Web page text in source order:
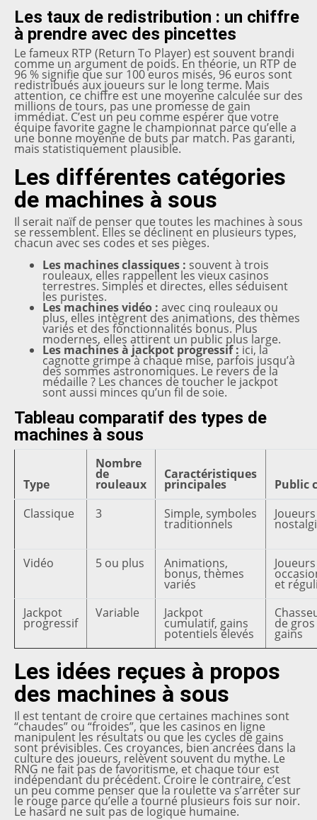
Les taux de redistribution : un chiffre
à prendre avec des pincettes
Le fameux RTP (Return To Player) est souvent brandi
comme un argument de poids. En théorie, un RTP de
96 % signifie que sur 100 euros misés, 96 euros sont
redistribués aux joueurs sur le long terme. Mais
attention, ce chiffre est une moyenne calculée sur des
millions de tours, pas une promesse de gain
immédiat. C’est un peu comme espérer que votre
équipe favorite gagne le championnat parce qu’elle a
une bonne moyenne de buts par match. Pas garanti,
mais statistiquement plausible.
Les différentes catégories
de machines à sous
Il serait naïf de penser que toutes les machines à sous
se ressemblent. Elles se déclinent en plusieurs types,
chacun avec ses codes et ses pièges.
Les machines classiques : souvent à trois
rouleaux, elles rappellent les vieux casinos
terrestres. Simples et directes, elles séduisent
les puristes.
Les machines vidéo : avec cinq rouleaux ou
plus, elles intègrent des animations, des thèmes
variés et des fonctionnalités bonus. Plus
modernes, elles attirent un public plus large.
Les machines à jackpot progressif : ici, la
cagnotte grimpe à chaque mise, parfois jusqu’à
des sommes astronomiques. Le revers de la
médaille ? Les chances de toucher le jackpot
sont aussi minces qu’un fil de soie.
Tableau comparatif des types de
machines à sous
Type
Nombre
de
rouleaux
Caractéristiques
principales
Public
Classique
3 Simple, symboles
traditionnels
Joueurs
Vidéo 5 ou plus Animations,
bonus, thèmes
variés
Joueurs
et
Jackpot
progressif
Variable Jackpot
cumulatif, gains
potentiels élevés
de gros
gains
Les idées reçues à propos
des machines à sous
Il est tentant de croire que certaines machines sont
“chaudes” ou “froides”, que les casinos en ligne
manipulent les résultats ou que les cycles de gains
sont prévisibles. Ces croyances, bien ancrées dans la
culture des joueurs, relèvent souvent du mythe. Le
RNG ne fait pas de favoritisme, et chaque tour est
indépendant du précédent. Croire le contraire, c’est
un peu comme penser que la roulette va s’arrêter sur
le rouge parce qu’elle a tourné plusieurs fois sur noir.
Le hasard ne suit pas de logique humaine.